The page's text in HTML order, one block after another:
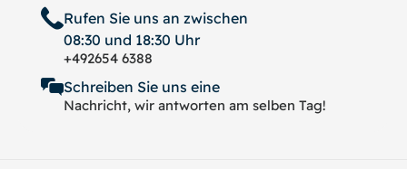
Rufen Sie uns an zwischen
08:30 und 18:30 Uhr
+492654 6388
Schreiben Sie uns eine
Nachricht, wir antworten am selben Tag!